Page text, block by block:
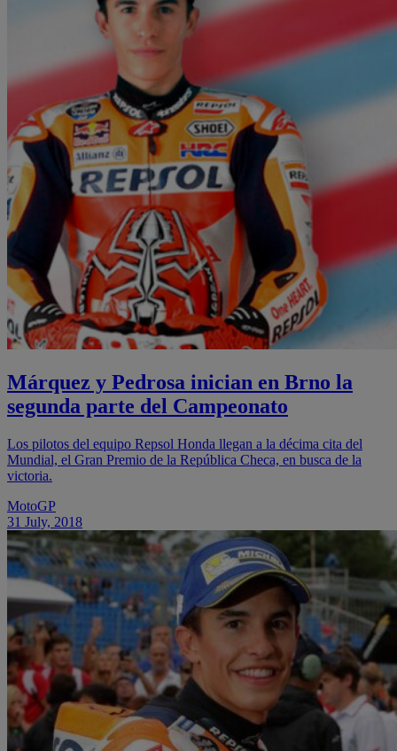
Márquez y Pedrosa inician en Brno la
segunda parte del Campeonato
Los pilotos del equipo Repsol Honda llegan a la décima cita del
Mundial, el Gran Premio de la República Checa, en busca de la
victoria.
MotoGP
31 July, 2018